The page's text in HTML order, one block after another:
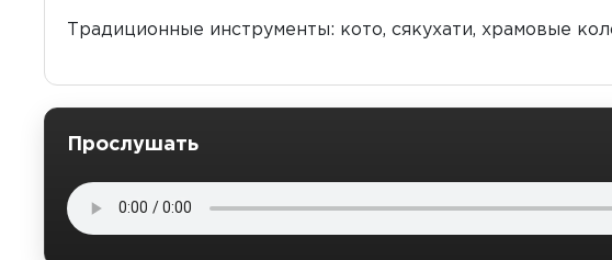
Традиционные инструменты: кото, сякухати, храмовые
Прослушать